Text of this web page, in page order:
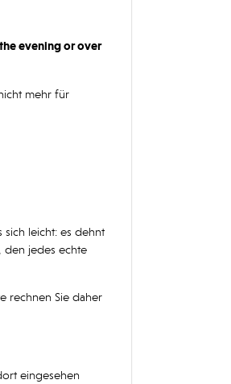
evening or over
mehr für
leicht: es dehnt
den jedes echte
rechnen Sie daher
eingesehen